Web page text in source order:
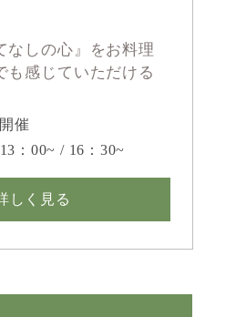
なしの心』をお料理
も感じていただける
催
：00~ / 16：30~
しく見る